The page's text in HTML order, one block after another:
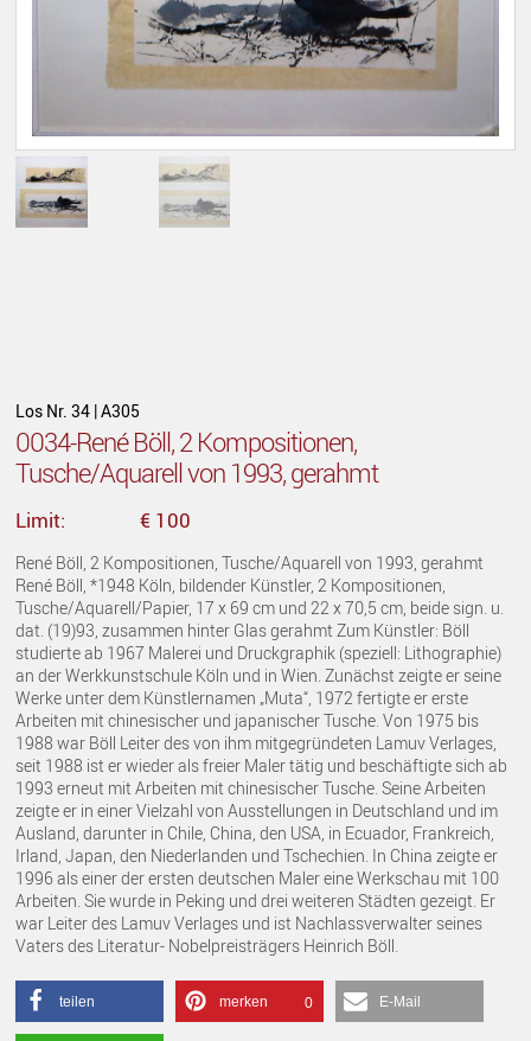
Los Nr. 34 | A305
0034-René Böll, 2 Kompositionen,
Tusche/Aquarell von 1993, gerahmt
Limit: € 100
René Böll, 2 Kompositionen, Tusche/Aquarell von 1993, gerahmt
René Böll, *1948 Köln, bildender Künstler, 2 Kompositionen,
Tusche/Aquarell/Papier, 17 x 69 cm und 22 x 70,5 cm, beide sign. u.
dat. (19)93, zusammen hinter Glas gerahmt Zum Künstler: Böll
studierte ab 1967 Malerei und Druckgraphik (speziell: Lithographie)
an der Werkkunstschule Köln und in Wien. Zunächst zeigte er seine
Werke unter dem Künstlernamen „Muta“, 1972 fertigte er erste
Arbeiten mit chinesischer und japanischer Tusche. Von 1975 bis
1988 war Böll Leiter des von ihm mitgegründeten Lamuv Verlages,
seit 1988 ist er wieder als freier Maler tätig und beschäftigte sich ab
1993 erneut mit Arbeiten mit chinesischer Tusche. Seine Arbeiten
zeigte er in einer Vielzahl von Ausstellungen in Deutschland und im
Ausland, darunter in Chile, China, den USA, in Ecuador, Frankreich,
Irland, Japan, den Niederlanden und Tschechien. In China zeigte er
1996 als einer der ersten deutschen Maler eine Werkschau mit 100
Arbeiten. Sie wurde in Peking und drei weiteren Städten gezeigt. Er
war Leiter des Lamuv Verlages und ist Nachlassverwalter seines
Vaters des Literatur- Nobelpreisträgers Heinrich Böll.
teilen merken 0 E-Mail